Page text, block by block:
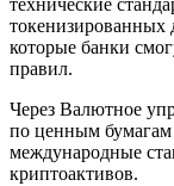
технические
токенизированных
которые банки
правил.
Через Валютное
по ценным бумагам
международные
криптоактивов.